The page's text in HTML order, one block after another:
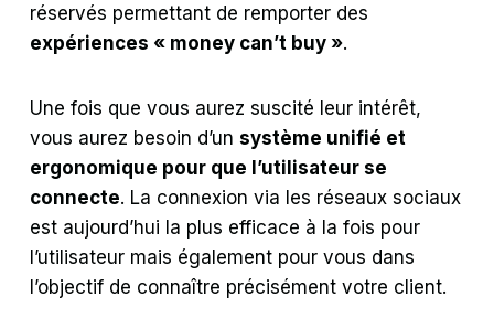
réservés permettant de remporter des
expériences « money can’t buy ».
Une fois que vous aurez suscité leur intérêt,
vous aurez besoin d’unsystème unifié et
ergonomique pour que l’utilisateur se
connecte. La connexion via les réseaux sociaux
est aujourd’hui la plus efficace à la fois pour
l’utilisateur mais également pour vous dans
l’objectif de connaître précisément votre client.